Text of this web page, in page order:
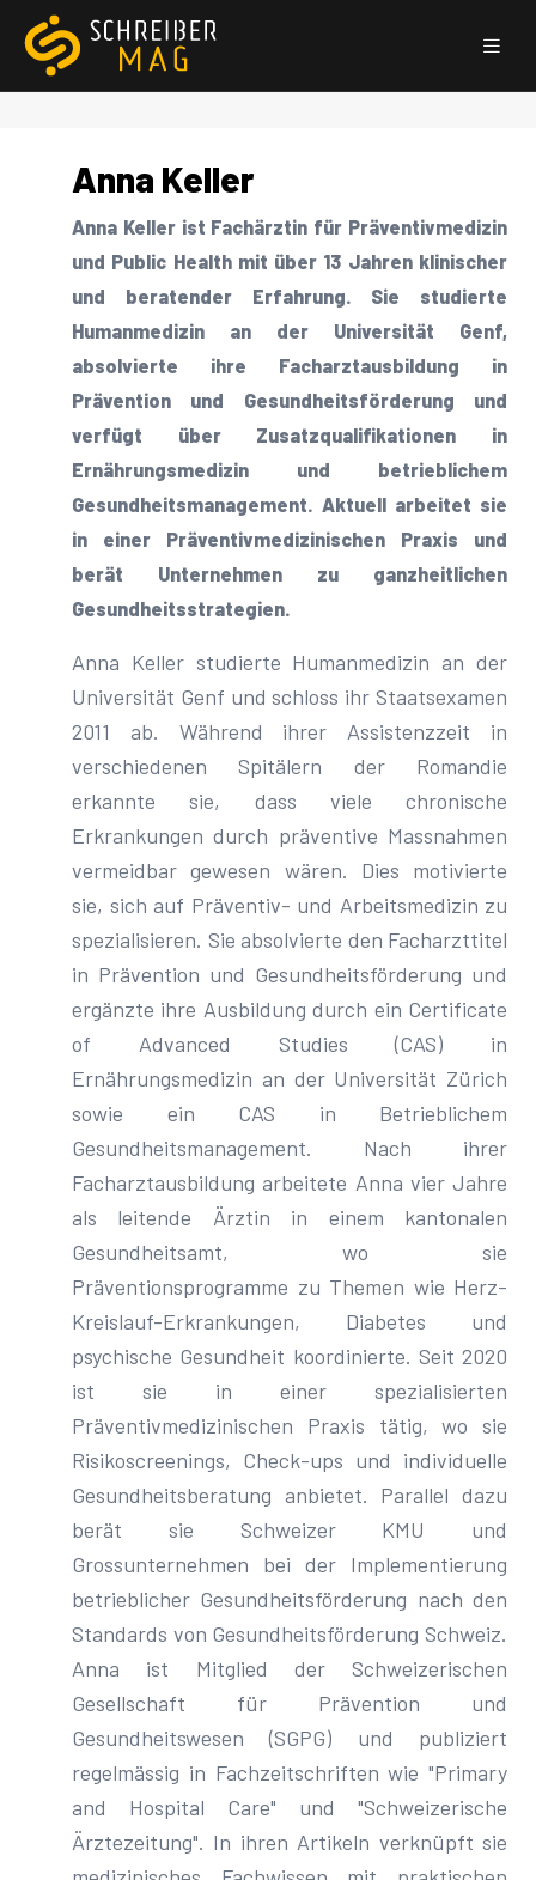
Anna Keller
Anna Keller ist Fachärztin für Präventivmedizin
und Public Health mit über 13 Jahren klinischer
und beratender Erfahrung. Sie studierte
Humanmedizin an der Universität Genf,
absolvierte ihre Facharztausbildung in
Prävention und Gesundheitsförderung und
verfügt über Zusatzqualifikationen in
Ernährungsmedizin und betrieblichem
Gesundheitsmanagement. Aktuell arbeitet sie
in einer Präventivmedizinischen Praxis und
berät Unternehmen zu ganzheitlichen
Gesundheitsstrategien.
Anna Keller studierte Humanmedizin an der
Universität Genf und schloss ihr Staatsexamen
2011 ab. Während ihrer Assistenzzeit in
verschiedenen Spitälern der Romandie
erkannte sie, dass viele chronische
Erkrankungen durch präventive Massnahmen
vermeidbar gewesen wären. Dies motivierte
sie, sich auf Präventiv- und Arbeitsmedizin zu
spezialisieren. Sie absolvierte den Facharzttitel
in Prävention und Gesundheitsförderung und
ergänzte ihre Ausbildung durch ein Certificate
of Advanced Studies (CAS) in
Ernährungsmedizin an der Universität Zürich
sowie ein CAS in Betrieblichem
Gesundheitsmanagement. Nach ihrer
Facharztausbildung arbeitete Anna vier Jahre
als leitende Ärztin in einem kantonalen
Gesundheitsamt, wo sie
Präventionsprogramme zu Themen wie Herz-
Kreislauf-Erkrankungen, Diabetes und
psychische Gesundheit koordinierte. Seit 2020
ist sie in einer spezialisierten
Präventivmedizinischen Praxis tätig, wo sie
Risikoscreenings, Check-ups und individuelle
Gesundheitsberatung anbietet. Parallel dazu
berät sie Schweizer KMU und
Grossunternehmen bei der Implementierung
betrieblicher Gesundheitsförderung nach den
Standards von Gesundheitsförderung Schweiz.
Anna ist Mitglied der Schweizerischen
Gesellschaft für Prävention und
Gesundheitswesen (SGPG) und publiziert
regelmässig in Fachzeitschriften wie "Primary
and Hospital Care" und "Schweizerische
Ärztezeitung". In ihren Artikeln verknüpft sie